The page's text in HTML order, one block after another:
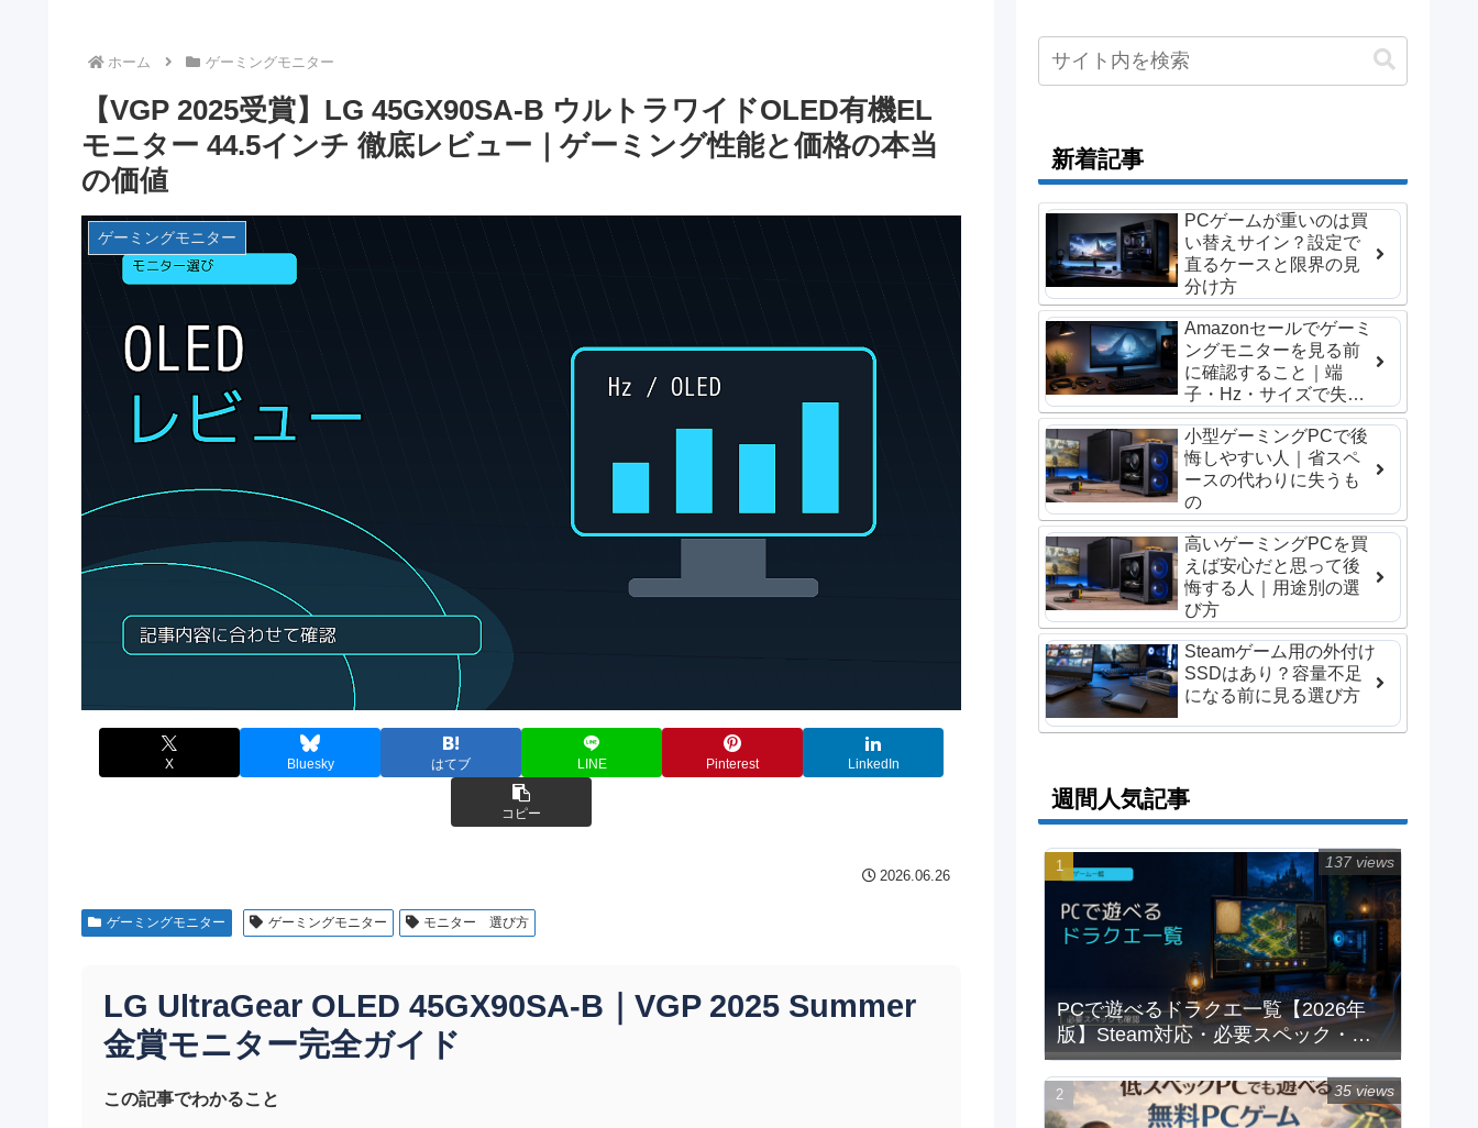
ホーム ゲーミングモニター
【VGP 2025受賞】LG 45GX90SA-B ウルトラワイドOLED有機EL
モニター 44.5インチ 徹底レビュー｜ゲーミング性能と価格の本当
の価値
ゲーミングモニター
X Bluesky はてブ LINE Pinterest LinkedIn
コピー
2026.06.26
ゲーミングモニター ゲーミングモニター モニター 選び方
LG UltraGear OLED 45GX90SA-B｜VGP 2025 Summer
金賞モニター完全ガイド
この記事でわかること
新着記事
PCゲームが重いのは買
い替えサイン？設定で
直るケースと限界の見
分け方
Amazonセールでゲーミ
ングモニターを見る前
に確認すること｜端
子・Hz・サイズで失敗
しない選び方
小型ゲーミングPCで後
悔しやすい人｜省スペ
ースの代わりに失うも
の
高いゲーミングPCを買
えば安心だと思って後
悔する人｜用途別の選
び方
Steamゲーム用の外付け
SSDはあり？容量不足
になる前に見る選び方
週間人気記事
PCで遊べるドラクエ一覧【2026年
版】Steam対応・必要スペック・重
い時の対処法
137 views
35 views